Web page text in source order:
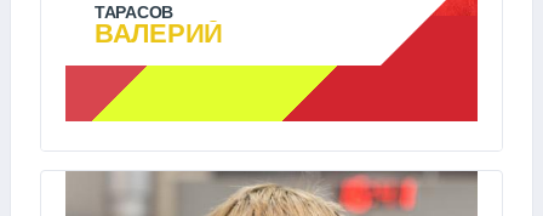
ТАРАСОВ
ВАЛЕРИЙ